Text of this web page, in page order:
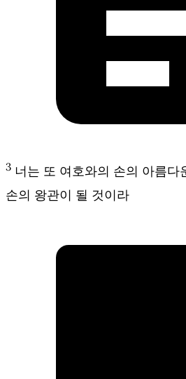
3 너는 또 여호와의 손의 아름다
손의 왕관이 될 것이라